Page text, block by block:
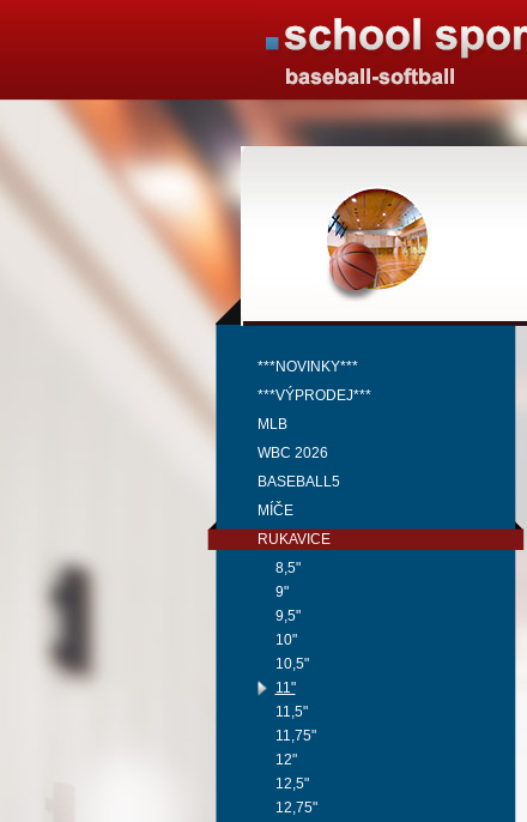
***NOVINKY***
***VÝPRODEJ***
MLB
WBC 2026
BASEBALL5
MÍČE
RUKAVICE
8,5"
9"
9,5"
10"
10,5"
11"
11,5"
11,75"
12"
12,5"
12,75"